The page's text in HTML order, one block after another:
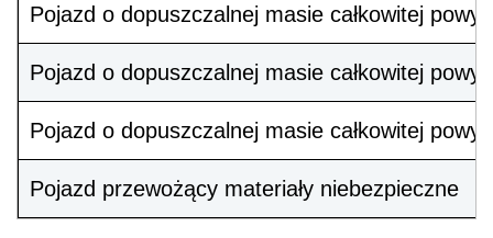
Pojazd o dopuszczalnej masie całkowitej
Pojazd o dopuszczalnej masie całkowitej
Pojazd o dopuszczalnej masie całkowitej
Pojazd przewożący materiały niebezpieczne